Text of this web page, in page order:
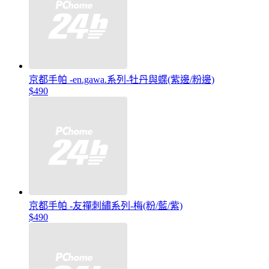
京都手帕 -en.gawa.系列-牡丹與蝶(紫邊/粉邊)
$490
京都手帕 -友禪刺繡系列-梅(粉/藍/紫)
$490